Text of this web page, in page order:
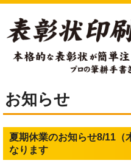
お知らせ
夏期休業のお知らせ8/11（
なります